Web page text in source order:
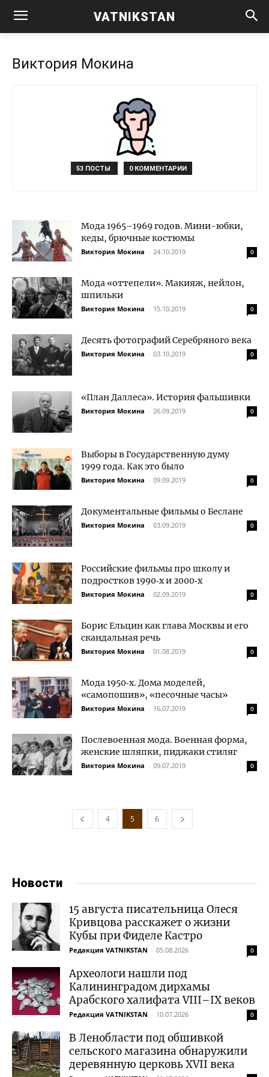
VATNIKSTAN
Виктория Мокина
53 ПОСТЫ 0 КОММЕНТАРИИ
Мода 1965–1969 годов. Мини-юбки,
кеды, брючные костюмы
Виктория Мокина - 24.10.2019 0
Мода «оттепели». Макияж, нейлон,
шпильки
Виктория Мокина - 15.10.2019 0
Десять фотографий Серебряного века
Виктория Мокина - 03.10.2019 0
«План Даллеса». История фальшивки
Виктория Мокина - 26.09.2019 0
Выборы в Государственную думу
1999 года. Как это было
Виктория Мокина - 09.09.2019 0
Документальные фильмы о Беслане
Виктория Мокина - 03.09.2019 0
Российские фильмы про школу и
подростков 1990‑х и 2000‑х
Виктория Мокина - 02.09.2019 0
Борис Ельцин как глава Москвы и его
скандальная речь
Виктория Мокина - 01.08.2019 0
Мода 1950‑х. Дома моделей,
«самопошив», «песочные часы»
Виктория Мокина - 16.07.2019 0
Послевоенная мода. Военная форма,
женские шляпки, пиджаки стиляг
Виктория Мокина - 09.07.2019 0
4 5 6
Новости
15 августа писательница Олеся
Кривцова расскажет о жизни
Кубы при Фиделе Кастро
Редакция VATNIKSTAN - 05.08.2026 0
Археологи нашли под
Калининградом дирхамы
Арабского халифата VIII–IX веков
Редакция VATNIKSTAN - 10.07.2026 0
В Ленобласти под обшивкой
сельского магазина обнаружили
деревянную церковь XVII века